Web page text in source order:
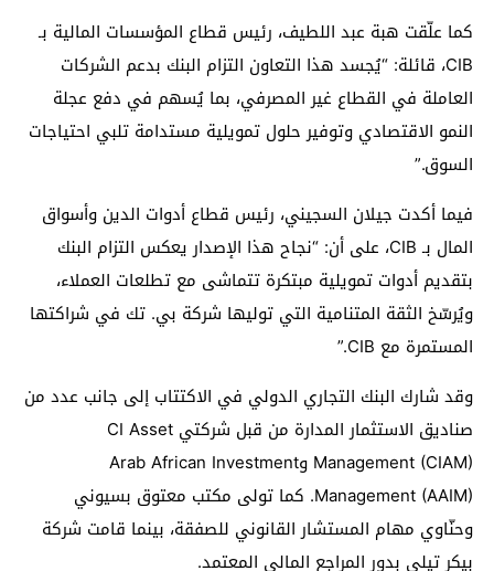
كما علّقت هبة عبد اللطيف، رئيس قطاع المؤسسات المالية بـ
CIB، قائلة: “يُجسد هذا التعاون التزام البنك بدعم الشركات
العاملة في القطاع غير المصرفي، بما يُسهم في دفع عجلة
النمو الاقتصادي وتوفير حلول تمويلية مستدامة تلبي احتياجات
السوق.”
فيما أكدت جيلان السجيني، رئيس قطاع أدوات الدين وأسواق
المال بـ CIB، على أن: “نجاح هذا الإصدار يعكس التزام البنك
بتقديم أدوات تمويلية مبتكرة تتماشى مع تطلعات العملاء،
ويُرسّخ الثقة المتنامية التي توليها شركة بي. تك في شراكتها
المستمرة مع CIB.”
وقد شارك البنك التجاري الدولي في الاكتتاب إلى جانب عدد من
صناديق الاستثمار المدارة من قبل شركتي CI Asset
Management (CIAM) وArab African Investment
Management (AAIM). كما تولى مكتب معتوق بسيوني
وحنّاوي مهام المستشار القانوني للصفقة، بينما قامت شركة
بيكر تيلي بدور المراجع المالي المعتمد.